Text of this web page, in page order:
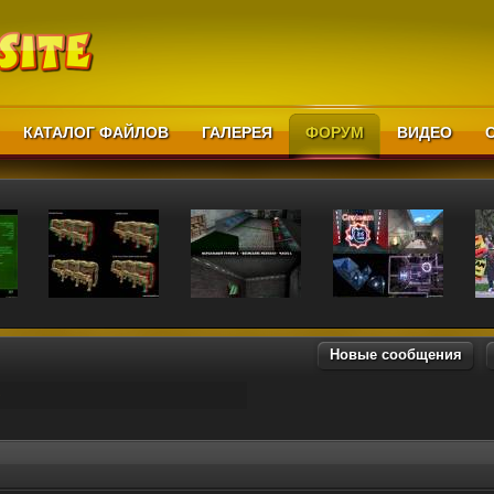
КАТАЛОГ ФАЙЛОВ ГАЛЕРЕЯ ФОРУМ ВИДЕО
Новые сообщения